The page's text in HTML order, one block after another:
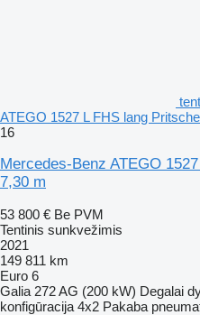
ATEGO 1527 L FHS lang
16
Mercedes-Benz ATEGO
7,30 m
53 800 € Be PVM
Tentinis sunkvežimis
2021
149 811 km
Euro 6
Galia 272 AG (200 kW) Degalai
konfigūracija 4x2 Pakaba